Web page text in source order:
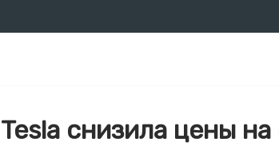
Tesla снизила цены